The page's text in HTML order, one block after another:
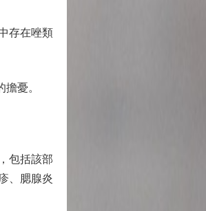
存在唑類
憂。
包括該部
、腮腺炎